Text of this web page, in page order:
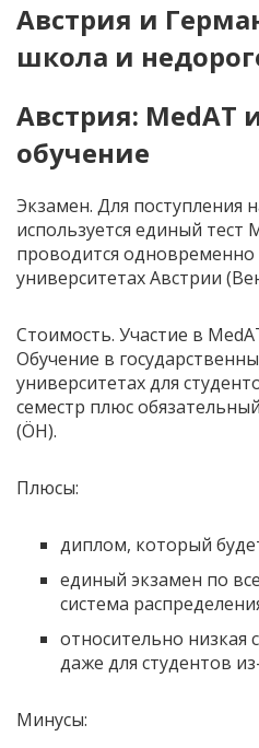
Австрия и
школа и
Австрия: MedAT
обучение
Экзамен. Для поступления
используется единый тест
проводится
университетах Австрии
Стоимость. Участие в
Обучение в
университетах для
семестр плюс
(ÖH).
Плюсы:
диплом, который
единый экзамен по
система
относительно низкая
даже для студентов
Минусы: